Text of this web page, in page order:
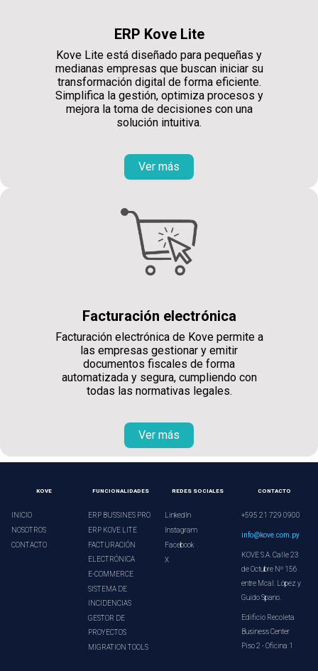
ERP Kove Lite
Kove Lite está diseñado para pequeñas y
medianas empresas que buscan iniciar su
transformación digital de forma eficiente.
Simplifica la gestión, optimiza procesos y
mejora la toma de decisiones con una
solución intuitiva.
Ver más
Facturación electrónica
Facturación electrónica de Kove permite a
las empresas gestionar y emitir
documentos fiscales de forma
automatizada y segura, cumpliendo con
todas las normativas legales.
Ver más
KOVE
INICIO
NOSOTROS
CONTACTO
FUNCIONALIDADES
ERP BUSSINES PRO
ERP KOVE LITE
FACTURACIÓN
ELECTRÓNICA
E-COMMERCE
SISTEMA DE
INCIDENCIAS
GESTOR DE
PROYECTOS
MIGRATION TOOLS
REDES SOCIALES
LinkedIn
Instagram
Facebook
X
CONTACTO
+595 21 729 0900
info@kove.com.py
KOVE S.A. Calle 23
de Octubre Nº 156
entre Mcal. López y
Guido Spano.
Edificio Recoleta
Business Center
Piso 2 - Oficina 1